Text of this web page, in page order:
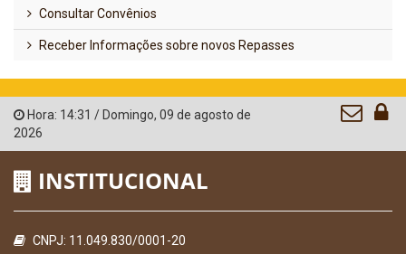
Consultar Convênios
Receber Informações sobre novos Repasses
Hora: 14:31 / Domingo, 09 de agosto de
2026
INSTITUCIONAL
CNPJ: 11.049.830/0001-20